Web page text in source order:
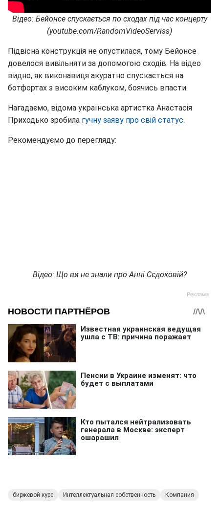
Відео: Бейонсе спускається по сходах під час концерту
(youtube.com/RandomVideoServiss)
Підвісна конструкція не опустилася, тому Бейонсе
довелося вивільняти за допомогою сходів. На відео
видно, як виконавиця акуратно спускається на
ботфортах з високим каблуком, боячись впасти.
Нагадаємо, відома українська артистка Анастасія
Приходько зробила гучну заяву про свій статус.
Рекомендуємо до перегляду:
Відео: Що ви не знали про Анні Сєдоковій?
биржевой курс Интеллектуальная собственность Компания